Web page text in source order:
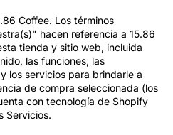
Coffee. Los términos
hacen referencia a 15.86
tienda y sitio web, incluida
las funciones, las
los servicios para brindarle a
de compra seleccionada (los
con tecnología de Shopify
Servicios.